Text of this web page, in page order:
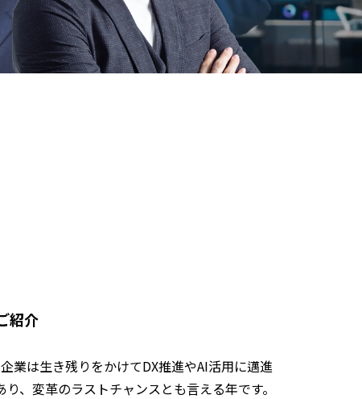
紹介
業は生き残りをかけてDX推進やAI活用に邁進
、変革のラストチャンスとも言える年です。